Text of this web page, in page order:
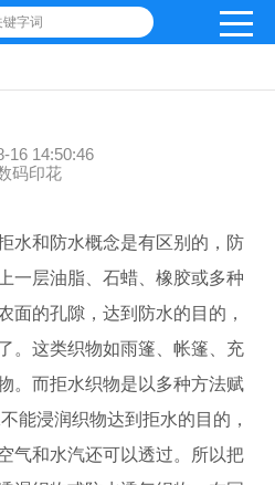
字词
16 14:50:46
码印花
水和防水概念是有区别的，防
一层油脂、石蜡、橡胶或多种
面的孔隙，达到防水的目的，
。这类织物如雨篷、帐篷、充
。而拒水织物是以多种方法赋
能浸润织物达到拒水的目的，
气和水汽还可以透过。所以把